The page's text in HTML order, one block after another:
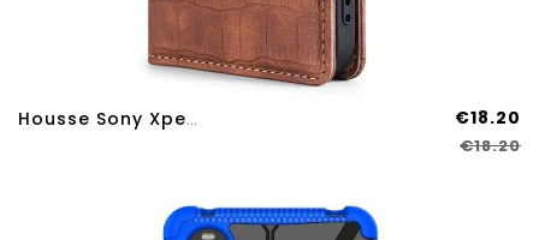
Housse Sony Xperia 10 IV Style Peau De Crocodile €18.20
€18.20